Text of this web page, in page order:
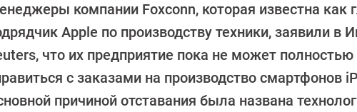
компании Foxconn, которая известна как
Apple по производству техники, заявили в
что их предприятие пока не может полностью
с заказами на производство смартфонов
причиной отставания была названа